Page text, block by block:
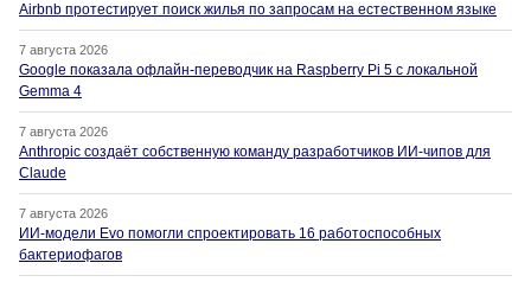
Airbnb протестирует поиск жилья по запросам на естественном языке
7 августа 2026
Google показала офлайн-переводчик на Raspberry Pi 5 с локальной
Gemma 4
7 августа 2026
Anthropic создаёт собственную команду разработчиков ИИ-чипов для
Claude
7 августа 2026
ИИ-модели Evo помогли спроектировать 16 работоспособных
бактериофагов